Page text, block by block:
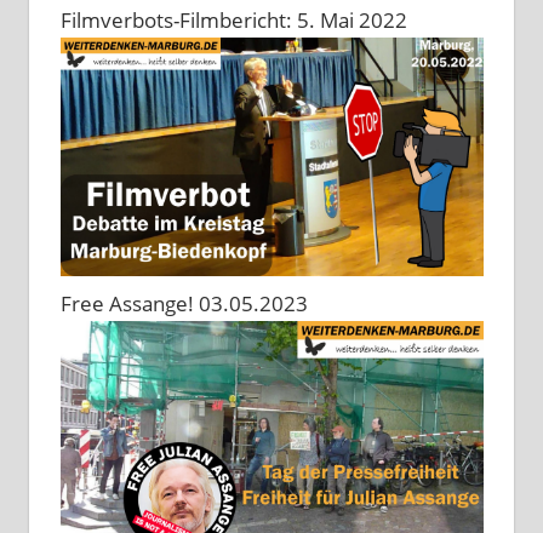
Filmverbots-Filmbericht: 5. Mai 2022
Free Assange! 03.05.2023